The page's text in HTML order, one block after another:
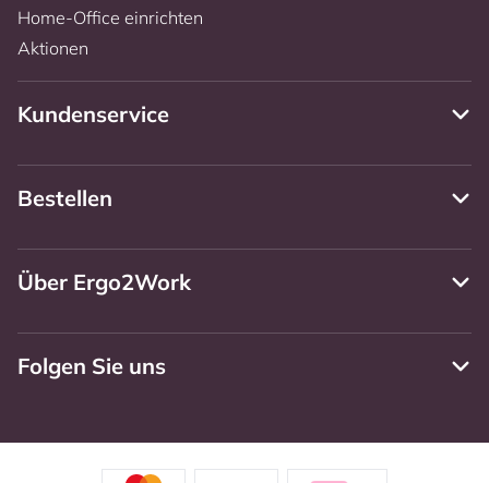
Home-Office einrichten
Aktionen
Kundenservice
Bestellen
Über Ergo2Work
Folgen Sie uns